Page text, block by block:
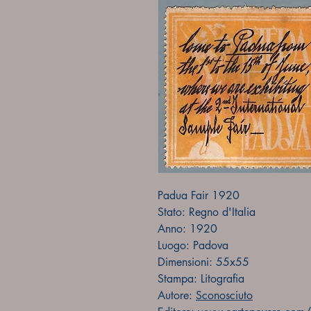
Padua Fair 1920
Stato: Regno d'Italia
Anno: 1920
Luogo: Padova
Dimensioni: 55x55
Stampa: Litografia
Autore: Sconosciuto